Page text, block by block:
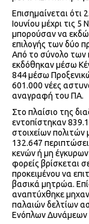
Επισημαίνεται ότι
Ιουνίου μέχρι τις
μπορούσαν να
επιλογής των δύο
Από το σύνολο των
εκδόθηκαν μέσω
844 μέσω
601.000 νέες
αναγραφή του ΠΑ.
Στο πλαίσιο της
εντοπίστηκαν
στοιχείων
132.647
κενών ή μη
φορείς βρίσκεται
προκειμένου να
βασικά μητρώα.
αναπτύχθηκε
παλαιών δελτίων
Ενόπλων